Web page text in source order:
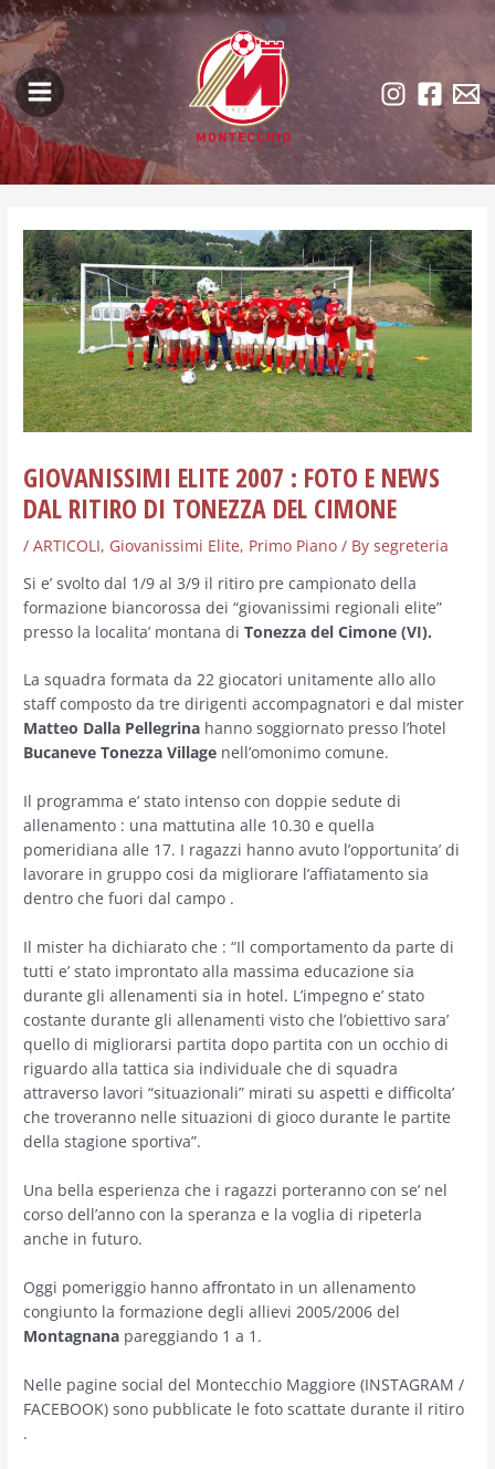
Skip
to
content
Main
Menu
GIOVANISSIMI ELITE 2007 : FOTO E NEWS
DAL RITIRO DI TONEZZA DEL CIMONE
/ARTICOLI, Giovanissimi Elite, Primo Piano / Bysegreteria
Si e’ svolto dal 1/9 al 3/9 il ritiro pre campionato della
formazione biancorossa dei “giovanissimi regionali elite”
presso la localita’ montana diTonezza del Cimone (VI).
La squadra formata da 22 giocatori unitamente allo allo
staff composto da tre dirigenti accompagnatori e dal mister
Matteo Dalla Pellegrina hanno soggiornato presso l’hotel
Bucaneve Tonezza Village nell’omonimo comune.
Il programma e’ stato intenso con doppie sedute di
allenamento : una mattutina alle 10.30 e quella
pomeridiana alle 17. I ragazzi hanno avuto l’opportunita’ di
lavorare in gruppo cosi da migliorare l’affiatamento sia
dentro che fuori dal campo .
Il mister ha dichiarato che : “Il comportamento da parte di
tutti e’ stato improntato alla massima educazione sia
durante gli allenamenti sia in hotel. L’impegno e’ stato
costante durante gli allenamenti visto che l’obiettivo sara’
quello di migliorarsi partita dopo partita con un occhio di
riguardo alla tattica sia individuale che di squadra
attraverso lavori “situazionali” mirati su aspetti e difficolta’
che troveranno nelle situazioni di gioco durante le partite
della stagione sportiva”.
Una bella esperienza che i ragazzi porteranno con se’ nel
corso dell’anno con la speranza e la voglia di ripeterla
anche in futuro.
Oggi pomeriggio hanno affrontato in un allenamento
congiunto la formazione degli allievi 2005/2006 del
Montagnana pareggiando 1 a 1.
Nelle pagine social del Montecchio Maggiore (INSTAGRAM /
FACEBOOK) sono pubblicate le foto scattate durante il ritiro
.
Post
navigation